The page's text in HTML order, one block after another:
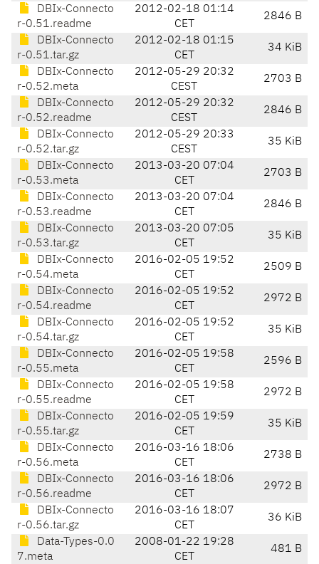
DBIx-Connecto
r-0.51.readme
2012-02-18 01:14
CET
2846 B
DBIx-Connecto
r-0.51.tar.gz
2012-02-18 01:15
CET
34 KiB
DBIx-Connecto
r-0.52.meta
2012-05-29 20:32
CEST
2703 B
DBIx-Connecto
r-0.52.readme
2012-05-29 20:32
CEST
2846 B
DBIx-Connecto
r-0.52.tar.gz
2012-05-29 20:33
CEST
35 KiB
DBIx-Connecto
r-0.53.meta
2013-03-20 07:04
CET
2703 B
DBIx-Connecto
r-0.53.readme
2013-03-20 07:04
CET
2846 B
DBIx-Connecto
r-0.53.tar.gz
2013-03-20 07:05
CET
35 KiB
DBIx-Connecto
r-0.54.meta
2016-02-05 19:52
CET
2509 B
DBIx-Connecto
r-0.54.readme
2016-02-05 19:52
CET
2972 B
DBIx-Connecto
r-0.54.tar.gz
2016-02-05 19:52
CET
35 KiB
DBIx-Connecto
r-0.55.meta
2016-02-05 19:58
CET
2596 B
DBIx-Connecto
r-0.55.readme
2016-02-05 19:58
CET
2972 B
DBIx-Connecto
r-0.55.tar.gz
2016-02-05 19:59
CET
35 KiB
DBIx-Connecto
r-0.56.meta
2016-03-16 18:06
CET
2738 B
DBIx-Connecto
r-0.56.readme
2016-03-16 18:06
CET
2972 B
DBIx-Connecto
r-0.56.tar.gz
2016-03-16 18:07
CET
36 KiB
Data-Types-0.0
7.meta
2008-01-22 19:28
CET
481 B